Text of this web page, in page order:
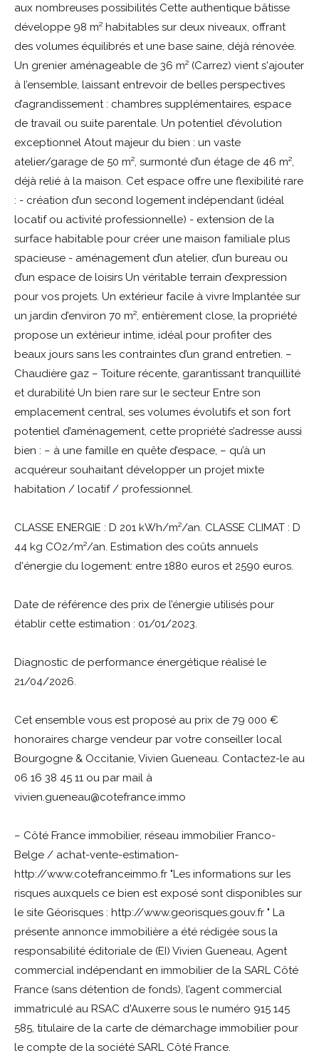
aux nombreuses possibilités Cette authentique bâtisse
développe 98 m² habitables sur deux niveaux, offrant
des volumes équilibrés et une base saine, déjà rénovée.
Un grenier aménageable de 36 m² (Carrez) vient s'ajouter
à l’ensemble, laissant entrevoir de belles perspectives
d’agrandissement : chambres supplémentaires, espace
de travail ou suite parentale. Un potentiel d’évolution
exceptionnel Atout majeur du bien : un vaste
atelier/garage de 50 m², surmonté d’un étage de 46 m²,
déjà relié à la maison. Cet espace offre une flexibilité rare
: - création d’un second logement indépendant (idéal
locatif ou activité professionnelle) - extension de la
surface habitable pour créer une maison familiale plus
spacieuse - aménagement d’un atelier, d’un bureau ou
d’un espace de loisirs Un véritable terrain d’expression
pour vos projets. Un extérieur facile à vivre Implantée sur
un jardin d’environ 70 m², entièrement close, la propriété
propose un extérieur intime, idéal pour profiter des
beaux jours sans les contraintes d’un grand entretien. –
Chaudière gaz – Toiture récente, garantissant tranquillité
et durabilité Un bien rare sur le secteur Entre son
emplacement central, ses volumes évolutifs et son fort
potentiel d’aménagement, cette propriété s’adresse aussi
bien : – à une famille en quête d’espace, – qu’à un
acquéreur souhaitant développer un projet mixte
habitation / locatif / professionnel.
CLASSE ENERGIE : D 201 kWh/m²/an. CLASSE CLIMAT : D
44 kg CO2/m²/an. Estimation des coûts annuels
d'énergie du logement: entre 1880 euros et 2590 euros.
Date de référence des prix de l’énergie utilisés pour
établir cette estimation : 01/01/2023.
Diagnostic de performance énergétique réalisé le
21/04/2026.
Cet ensemble vous est proposé au prix de 79 000 €
honoraires charge vendeur par votre conseiller local
Bourgogne & Occitanie, Vivien Gueneau. Contactez-le au
06 16 38 45 11 ou par mail à
vivien.gueneau@cotefrance.immo
– Côté France immobilier, réseau immobilier Franco-
Belge / achat-vente-estimation-
http://www.cotefranceimmo.fr "Les informations sur les
risques auxquels ce bien est exposé sont disponibles sur
le site Géorisques : http://www.georisques.gouv.fr " La
présente annonce immobilière a été rédigée sous la
responsabilité éditoriale de (EI) Vivien Gueneau, Agent
commercial indépendant en immobilier de la SARL Côté
France (sans détention de fonds), l’agent commercial
immatriculé au RSAC d'Auxerre sous le numéro 915 145
585, titulaire de la carte de démarchage immobilier pour
le compte de la société SARL Côté France.